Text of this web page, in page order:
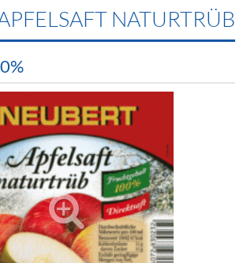
& LieferbedingungenNATURTRÜB